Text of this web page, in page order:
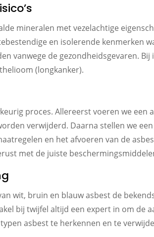
mineralen met vezelachtige
en isolerende kenmerken
vanwege de gezondheidsgevaren.
(longkanker).
proces. Allereerst voeren we
verwijderd. Daarna stellen we
en het afvoeren van de
met de juiste
wit, bruin en blauw asbest de
bij twijfel altijd een expert in om de
asbest te herkennen en te